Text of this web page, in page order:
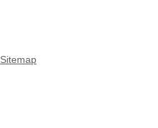
Sitemap